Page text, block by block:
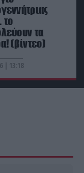
έδειξε πώς
είναι
αδέσποτη
το
τα
(βίντεο)
| 13:18